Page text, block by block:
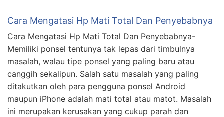
Cara Mengatasi Hp Mati Total Dan Penyebabnya
Cara Mengatasi Hp Mati Total Dan Penyebabnya-
Memiliki ponsel tentunya tak lepas dari timbulnya
masalah, walau tipe ponsel yang paling baru atau
canggih sekalipun. Salah satu masalah yang paling
ditakutkan oleh para pengguna ponsel Android
maupun iPhone adalah mati total atau matot. Masalah
ini merupakan kerusakan yang cukup parah dan